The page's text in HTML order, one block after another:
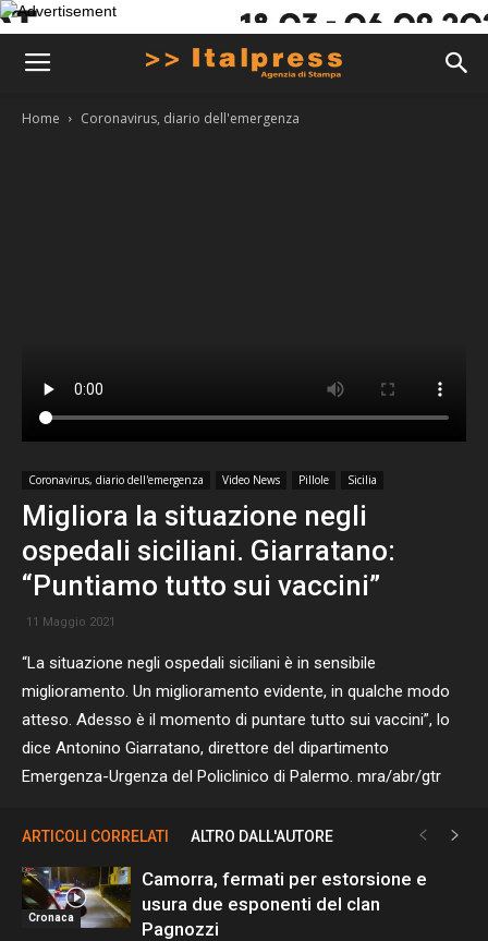
Home Coronavirus, diario dell'emergenza
Coronavirus, diario dell'emergenza Video News Pillole Sicilia
Migliora la situazione negli
ospedali siciliani. Giarratano:
“Puntiamo tutto sui vaccini”
11 Maggio 2021
“La situazione negli ospedali siciliani è in sensibile
miglioramento. Un miglioramento evidente, in qualche modo
atteso. Adesso è il momento di puntare tutto sui vaccini”, lo
dice Antonino Giarratano, direttore del dipartimento
Emergenza-Urgenza del Policlinico di Palermo. mra/abr/gtr
ARTICOLI CORRELATI ALTRO DALL'AUTORE
Cronaca
Camorra, fermati per estorsione e
usura due esponenti del clan
Pagnozzi